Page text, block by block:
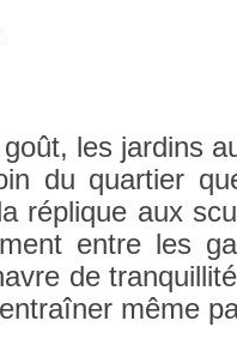
les jar­dins
du quar­ti­er
réplique aux
entre les
de
même